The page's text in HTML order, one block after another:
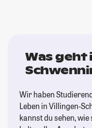
Was geht
Wir haben
Leben in Villingen-
kannst du sehen,